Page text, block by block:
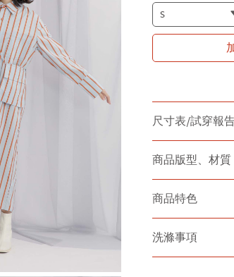
尺寸表/試穿報
商品版型、材質
商品特色
洗滌事項